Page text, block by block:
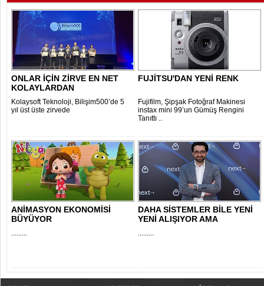
ONLAR İÇİN ZİRVE EN NET
KOLAYLARDAN
Kolaysoft Teknoloji, Bilişim500’de 5
yıl üst üste zirvede
FUJİTSU'DAN YENİ RENK
Fujifilm, Şipşak Fotoğraf Makinesi
instax mini 99’un Gümüş Rengini
Tanıttı ..
ANİMASYON EKONOMİSİ
BÜYÜYOR
.........
DAHA SİSTEMLER BİLE YENİ
YENİ ALIŞIYOR AMA
.........